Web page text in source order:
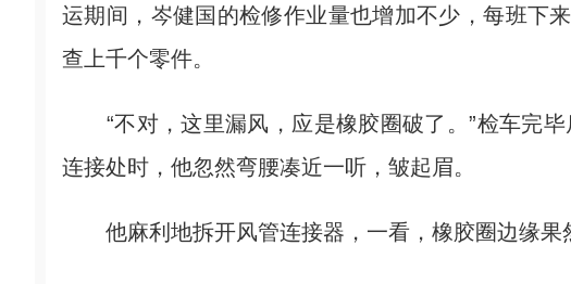
运期间，岑健国的检修作业量也增加不少，每班下
查上千个零件。
“不对，这里漏风，应是橡胶圈破了。”检车完毕
连接处时，他忽然弯腰凑近一听，皱起眉。
他麻利地拆开风管连接器，一看，橡胶圈边缘果